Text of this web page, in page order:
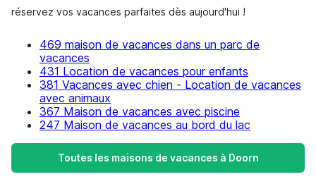
réservez vos vacances parfaites dès aujourd'hui !
469 maison de vacances dans un parc de
vacances
431 Location de vacances pour enfants
381 Vacances avec chien - Location de vacances
avec animaux
367 Maison de vacances avec piscine
247 Maison de vacances au bord du lac
Toutes les maisons de vacances à Doorn